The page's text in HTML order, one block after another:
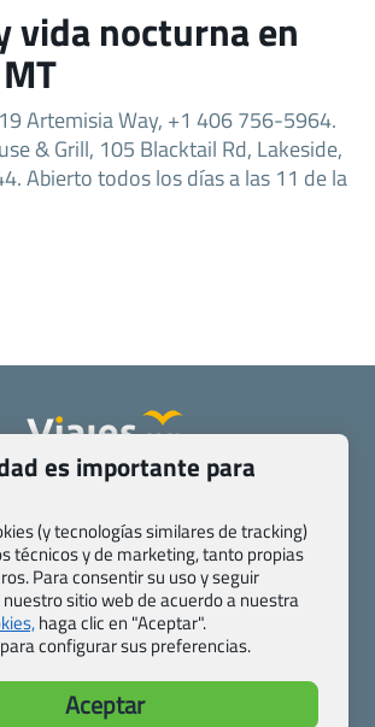
vida nocturna en
Artemisia Way, +1 406 756-5964.
& Grill, 105 Blacktail Rd, Lakeside,
Abierto todos los días a las 11 de la
Quienes somos
Salud y otras disposiciones específicas
Viajes.com
Registro de agencias
frecuentes
Condiciones generales
privacidad y cookies
Transparencia
Todas las páginas – sitemap
Viajes.com
Last Minute Express S.L.U.
es importante para
(y tecnologías similares de tracking)
técnicos y de marketing, tanto propias
Para consentir su uso y seguir
sitio web de acuerdo a nuestra
haga clic en "Aceptar".
configurar sus preferencias.
Aceptar